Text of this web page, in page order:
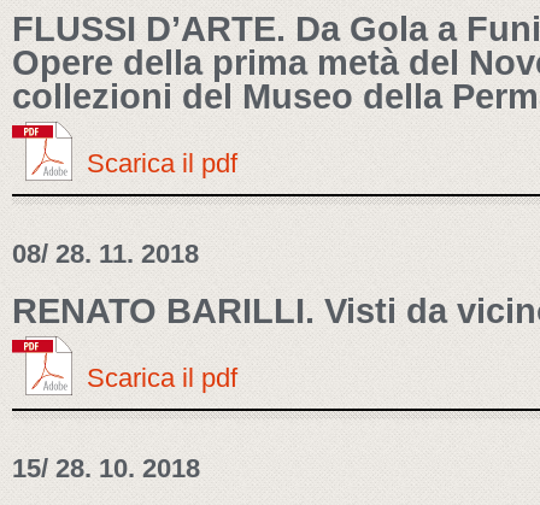
FLUSSI D’ARTE. Da Gola a
Opere della prima metà del
collezioni del Museo della
Scarica il pdf
08/ 28. 11. 2018
RENATO BARILLI. Visti da
Scarica il pdf
15/ 28. 10. 2018